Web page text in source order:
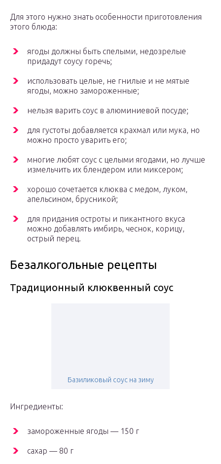
Для этого нужно знать особенности приготовления
этого блюда:
ягоды должны быть спелыми, недозрелые
придадут соусу горечь;
использовать целые, не гнилые и не мятые
ягоды, можно замороженные;
нельзя варить соус в алюминиевой посуде;
для густоты добавляется крахмал или мука, но
можно просто уварить его;
многие любят соус с целыми ягодами, но лучше
измельчить их блендером или миксером;
хорошо сочетается клюква с медом, луком,
апельсином, брусникой;
для придания остроты и пикантного вкуса
можно добавлять имбирь, чеснок, корицу,
острый перец.
Безалкогольные рецепты
Традиционный клюквенный соус
Базиликовый соус на зиму
Ингредиенты:
замороженные ягоды — 150 г
сахар — 80 г